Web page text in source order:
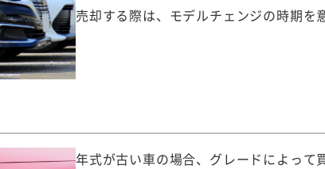
売却する際は、モデルチェンジの時期を
年式が古い車の場合、グレードによって